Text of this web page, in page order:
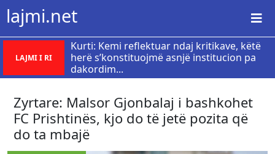
lajmi.net
LAJMI I RI
Kurti: Kemi reflektuar ndaj kritikave, këtë
herë s’konstituojmë asnjë institucion pa
dakordim...
Zyrtare: Malsor Gjonbalaj i bashkohet
FC Prishtinës, kjo do të jetë pozita që
do ta mbajë